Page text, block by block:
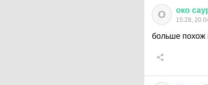
О око
15:28,
больше похож